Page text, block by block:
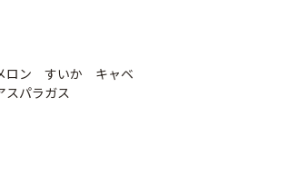
ン すいか キャベ
パラガス